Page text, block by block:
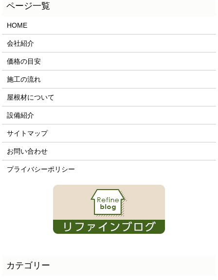
HOME
会社紹介
価格の目安
施工の流れ
屋根材について
設備紹介
サイトマップ
お問い合わせ
プライバシーポリシー